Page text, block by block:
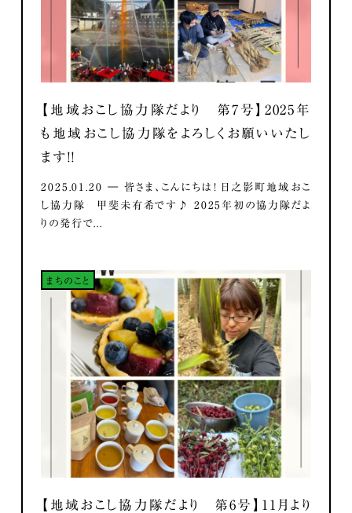
【地域おこし協力隊だより 第7号】2025年
も地域おこし協力隊をよろしくお願いいたし
ます！！
2025.01.20 ― 皆さま、こんにちは！ 日之影町地域おこ
し協力隊 甲斐未有希です♪ 2025年初の協力隊だよ
りの発行で...
まちのこと
【地域おこし協力隊だより 第6号】11月より